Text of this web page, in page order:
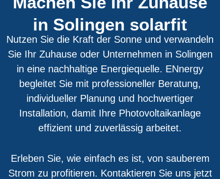
in Solingen solarfit
Nutzen Sie die Kraft der Sonne und verwandeln
Sie Ihr Zuhause oder Unternehmen in Solingen
in eine nachhaltige Energiequelle. ENnergy
begleitet Sie mit professioneller Beratung,
individueller Planung und hochwertiger
Installation, damit Ihre Photovoltaikanlage
effizient und zuverlässig arbeitet.
Erleben Sie, wie einfach es ist, von sauberem
Strom zu profitieren. Kontaktieren Sie uns jetzt